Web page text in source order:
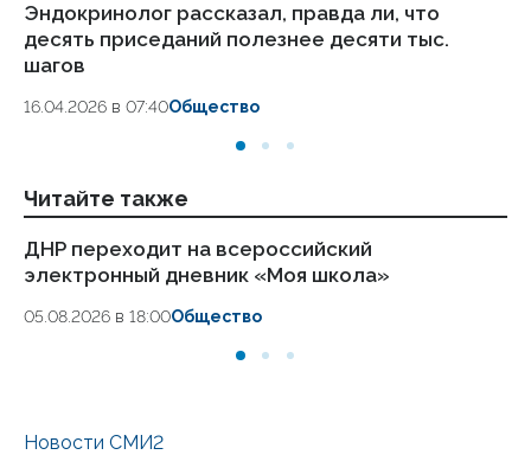
Эндокринолог рассказал, правда ли, что
десять приседаний полезнее десяти тыс.
шагов
16.04.2026 в 07:40Общество
Читайте также
ДНР переходит на всероссийский
электронный дневник «Моя школа»
05.08.2026 в 18:00Общество
Новости СМИ2